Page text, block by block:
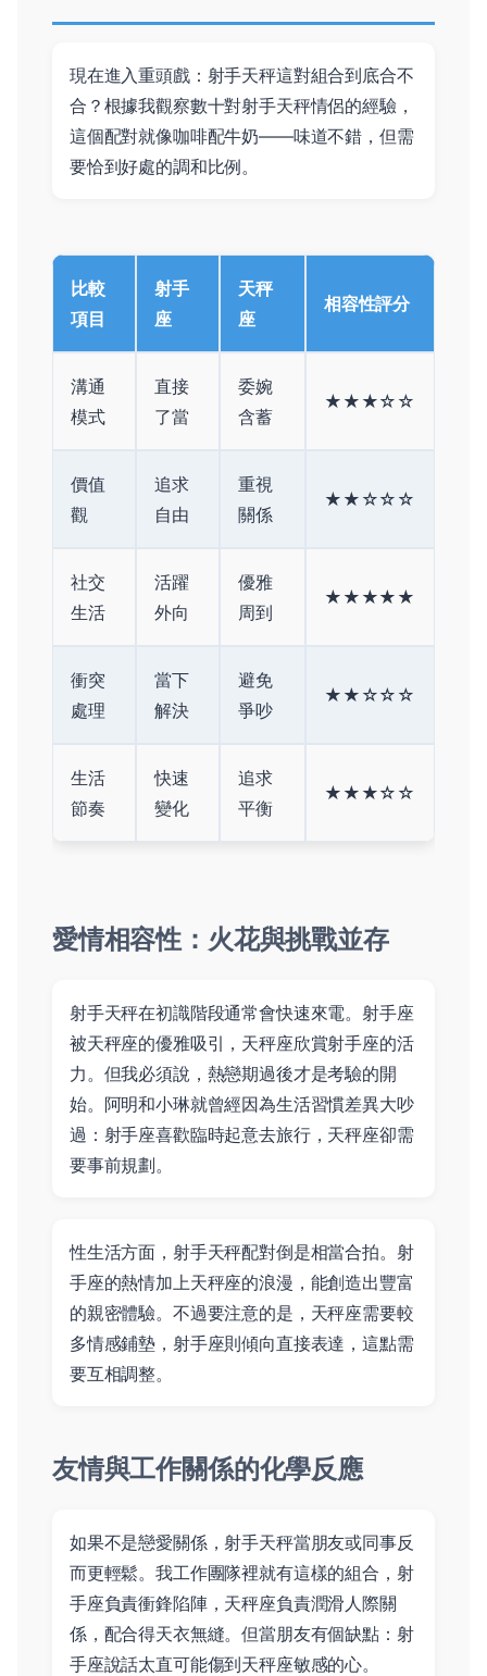
現在進入重頭戲：射手天秤這對組合到底合不
合？根據我觀察數十對射手天秤情侶的經驗，
這個配對就像咖啡配牛奶——味道不錯，但需
要恰到好處的調和比例。
比較
項目
射手
座
天秤
座
相容性評分
溝通
模式
直接
了當
委婉
含蓄
★★★☆☆
價值
觀
追求
自由
重視
關係
★★☆☆☆
社交
生活
活躍
外向
優雅
周到
★★★★★
衝突
處理
當下
解決
避免
爭吵
★★☆☆☆
生活
節奏
快速
變化
追求
平衡
★★★☆☆
愛情相容性：火花與挑戰並存
射手天秤在初識階段通常會快速來電。射手座
被天秤座的優雅吸引，天秤座欣賞射手座的活
力。但我必須說，熱戀期過後才是考驗的開
始。阿明和小琳就曾經因為生活習慣差異大吵
過：射手座喜歡臨時起意去旅行，天秤座卻需
要事前規劃。
性生活方面，射手天秤配對倒是相當合拍。射
手座的熱情加上天秤座的浪漫，能創造出豐富
的親密體驗。不過要注意的是，天秤座需要較
多情感鋪墊，射手座則傾向直接表達，這點需
要互相調整。
友情與工作關係的化學反應
如果不是戀愛關係，射手天秤當朋友或同事反
而更輕鬆。我工作團隊裡就有這樣的組合，射
手座負責衝鋒陷陣，天秤座負責潤滑人際關
係，配合得天衣無縫。但當朋友有個缺點：射
手座說話太直可能傷到天秤座敏感的心。